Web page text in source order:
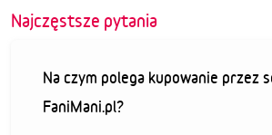
Najczęstsze pytania
Na czym polega kupowanie przez
FaniMani.pl?